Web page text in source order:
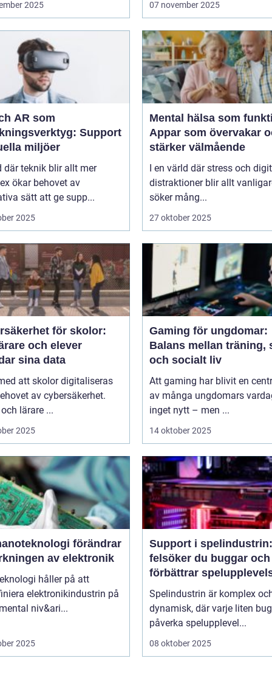
2025 07 november 2025
AR som
Support
miljöer
där teknik blir allt mer
ökar behovet av
sätt att ge supp...
2025
Mental hälsa som
Appar som övervakar
stärker välmående
I en värld där stress och
distraktioner blir allt
söker mång...
27 oktober 2025
för skolor:
och elever
sina data
att skolor digitaliseras
av cybersäkerhet.
lärare ...
2025
Gaming för ungdomar:
Balans mellan träning,
och socialt liv
Att gaming har blivit en
av många ungdomars
inget nytt – men ...
14 oktober 2025
förändrar
av elektronik
håller på att
elektronikindustrin på
niv&ari...
2025
Support i
felsöker du buggar och
förbättrar
Spelindustrin är komplex
dynamisk, där varje liten
påverka spelupplevel...
08 oktober 2025